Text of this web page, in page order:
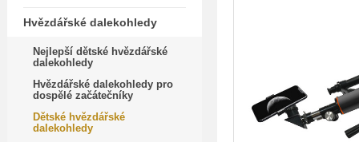
Hvězdářské dalekohledy
Nejlepší dětské hvězdářské
dalekohledy
Hvězdářské dalekohledy pro
dospělé začátečníky
Dětské hvězdářské
dalekohledy